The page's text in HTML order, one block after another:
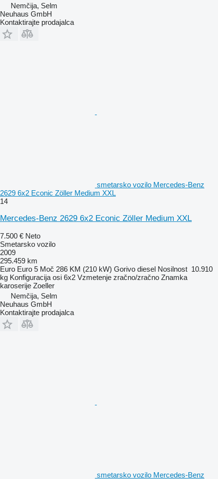
Nemčija, Selm
Neuhaus GmbH
Kontaktirajte prodajalca
smetarsko vozilo Mercedes-Benz
2629 6x2 Econic Zöller Medium XXL
14
Mercedes-Benz 2629 6x2 Econic Zöller Medium XXL
7.500 € Neto
Smetarsko vozilo
2009
295.459 km
Euro Euro 5 Moč 286 KM (210 kW) Gorivo diesel Nosilnost 10.910
kg Konfiguracija osi 6x2 Vzmetenje zračno/zračno Znamka
karoserije Zoeller
Nemčija, Selm
Neuhaus GmbH
Kontaktirajte prodajalca
smetarsko vozilo Mercedes-Benz